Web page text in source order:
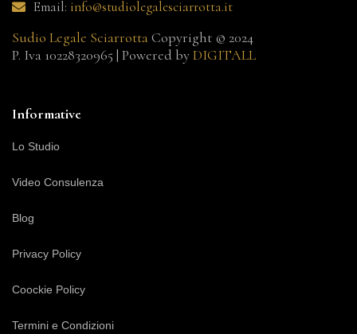
Email: info@studiolegalesciarrotta.it
Sudio Legale SciarrottaCopyright © 2024
P. Iva 10228320965 | Powered byDIGITALL
Informative
Lo Studio
Video Consulenza
Blog
Privacy Policy
Coockie Policy
Termini e Condizioni